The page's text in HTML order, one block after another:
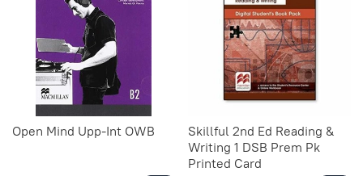
Open Mind Upp-Int OWB
Skillful 2nd Ed Reading &
Writing 1 DSB Prem Pk
Printed Card